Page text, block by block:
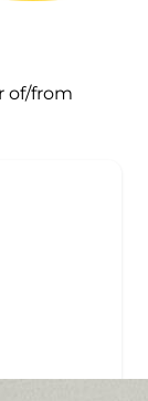
of/from